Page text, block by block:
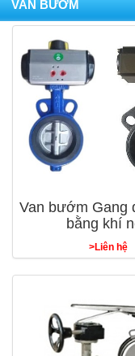
VAN BƯỚM
Van bướm Gang
bằng khí
>Liên hệ